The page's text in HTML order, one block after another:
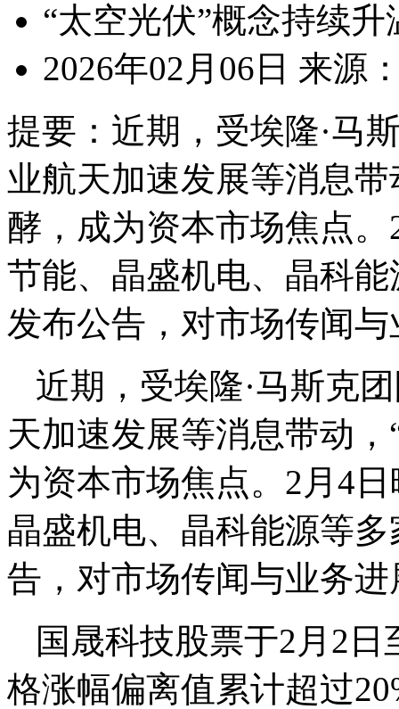
“太空光伏”概念持续
2026年02月06日 来源
提要： 近期，受埃隆·马
业航天加速发展等消息
酵，成为资本市场焦点
节能、晶盛机电、晶科
发布公告，对市场传闻
近期，受埃隆·马斯克
天加速发展等消息带动
为资本市场焦点。2月4
晶盛机电、晶科能源等
告，对市场传闻与业务
国晟科技股票于2月2
格涨幅偏离值累计超过